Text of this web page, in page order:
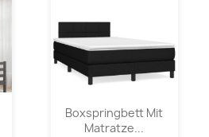
Boxspringbett Mit
Matratze...